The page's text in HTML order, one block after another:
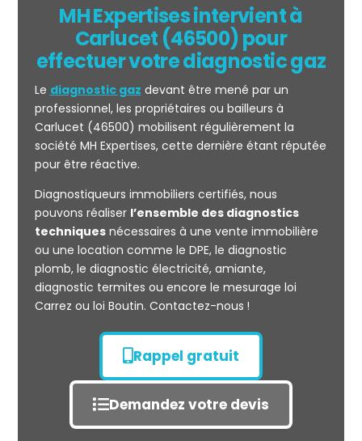
Mesurage
CARREZ
MH Expertises intervient à
Carlucet (46500) pour
effectuer votre diagnostic gaz
Le diagnostic gaz devant être mené par un
professionnel, les propriétaires ou bailleurs à
Carlucet (46500) mobilisent régulièrement la
société MH Expertises, cette dernière étant réputée
pour être réactive.
Diagnostiqueurs immobiliers certifiés, nous
pouvons réaliser l’ensemble des diagnostics
techniquesnécessaires à une vente immobilière
ou une location comme le DPE, le diagnostic
plomb, le diagnostic électricité, amiante,
diagnostic termites ou encore le mesurage loi
Carrez ou loi Boutin. Contactez-nous !
Rappel gratuit
Demandez votre devis